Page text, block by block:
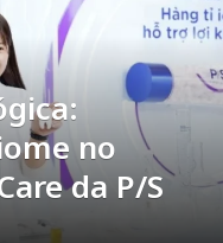
no
da P/S